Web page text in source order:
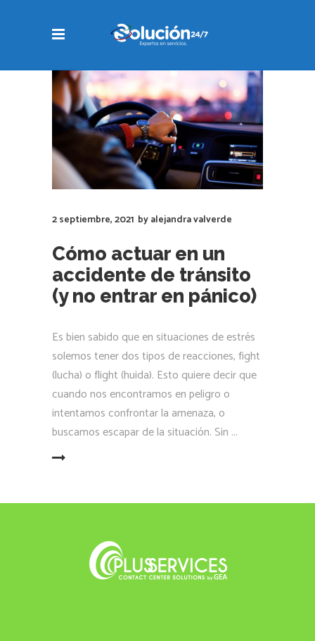
2 septiembre, 2021 byalejandra valverde
Cómo actuar en un
accidente de tránsito
(y no entrar en pánico)
Es bien sabido que en situaciones de estrés
solemos tener dos tipos de reacciones, fight
(lucha) o flight (huida). Esto quiere decir que
cuando nos encontramos en peligro o
intentamos confrontar la amenaza, o
buscamos escapar de la situación. Sin